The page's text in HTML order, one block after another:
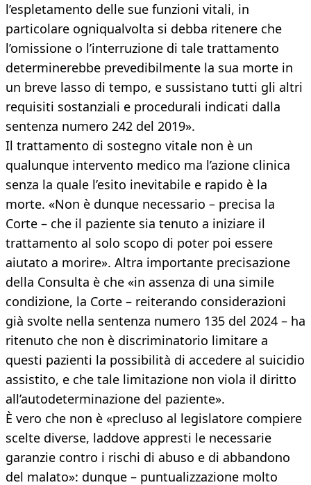
l’espletamento delle sue funzioni vitali, in
particolare ogniqualvolta si debba ritenere che
l’omissione o l’interruzione di tale trattamento
determinerebbe prevedibilmente la sua morte in
un breve lasso di tempo, e sussistano tutti gli altri
requisiti sostanziali e procedurali indicati dalla
sentenza numero 242 del 2019».
Il trattamento di sostegno vitale non è un
qualunque intervento medico ma l’azione clinica
senza la quale l’esito inevitabile e rapido è la
morte. «Non è dunque necessario – precisa la
Corte – che il paziente sia tenuto a iniziare il
trattamento al solo scopo di poter poi essere
aiutato a morire». Altra importante precisazione
della Consulta è che «in assenza di una simile
condizione, la Corte – reiterando considerazioni
già svolte nella sentenza numero 135 del 2024 – ha
ritenuto che non è discriminatorio limitare a
questi pazienti la possibilità di accedere al suicidio
assistito, e che tale limitazione non viola il diritto
all’autodeterminazione del paziente».
È vero che non è «precluso al legislatore compiere
scelte diverse, laddove appresti le necessarie
garanzie contro i rischi di abuso e di abbandono
del malato»: dunque – puntualizzazione molto